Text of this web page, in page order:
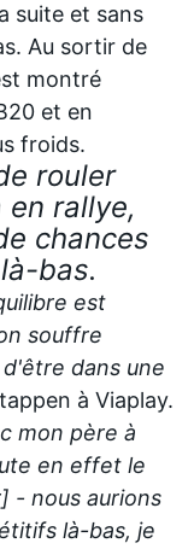
suite et sans
. Au sortir de
montré
et en
froids.
rouler
en rallye,
chances
bas.
est
souffre
dans une
à Viaplay.
mon père à
en effet le
- nous aurions
là-bas, je